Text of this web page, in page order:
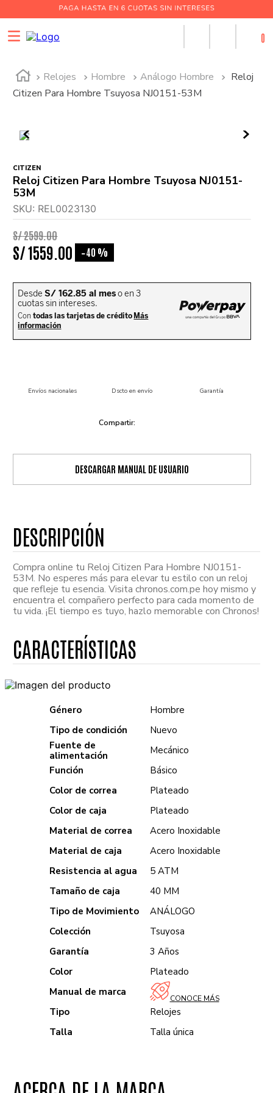
0
Relojes Hombre Análogo Hombre
Reloj
Citizen Para Hombre Tsuyosa NJ0151-53M
CITIZEN
Reloj Citizen Para Hombre Tsuyosa NJ0151-
53M
SKU: REL0023130
S/2599.00
S/1559 00 -40 %
Envíos nacionales Dscto en envío Garantía
DESCARGAR MANUAL DE USUARIO
Compra online tu Reloj Citizen Para Hombre NJ0151-
53M. No esperes más para elevar tu estilo con un reloj
que refleje tu esencia. Visita chronos.com.pe hoy mismo y
encuentra el compañero perfecto para cada momento de
tu vida. ¡El tiempo es tuyo, hazlo memorable con Chronos!
Género
Hombre
Tipo de condición
Nuevo
Fuente de
alimentación
Mecánico
Función
Básico
Color de correa
Plateado
Color de caja
Plateado
Material de correa
Acero Inoxidable
Material de caja
Acero Inoxidable
Resistencia al agua
5 ATM
Tamaño de caja
40 MM
Tipo de Movimiento
ANÁLOGO
Colección
Tsuyosa
Garantía
3 Años
Color
Plateado
Manual de marca
CONOCE MÁS
Tipo
Relojes
Talla
Talla única